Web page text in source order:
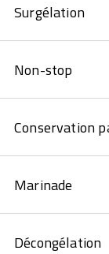
Surgélation
Non-stop
Conservation
Marinade
Décongélation